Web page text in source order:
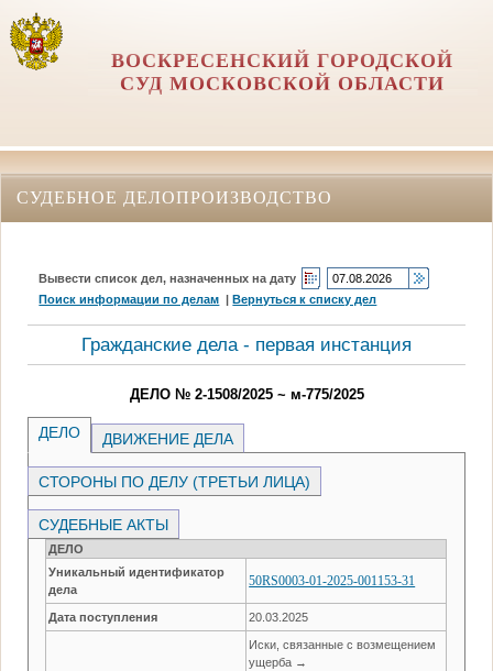
ВОСКРЕСЕНСКИЙ ГОРОДСКОЙ
СУД МОСКОВСКОЙ ОБЛАСТИ
СУДЕБНОЕ ДЕЛОПРОИЗВОДСТВО
Вывести список дел, назначенных на дату
Поиск информации по делам |Вернуться к списку дел
Гражданские дела - первая инстанция
ДЕЛО № 2-1508/2025 ~ м-775/2025
ДЕЛО ДВИЖЕНИЕ ДЕЛА
СТОРОНЫ ПО ДЕЛУ (ТРЕТЬИ ЛИЦА)
СУДЕБНЫЕ АКТЫ
ДЕЛО
Уникальный идентификатор
дела
50RS0003-01-2025-001153-31
Дата поступления 20.03.2025
Иски, связанные с возмещением
ущерба →